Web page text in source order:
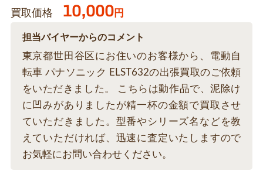
買取価格 10,000円
担当バイヤーからのコメント
東京都世田谷区にお住いのお客様から、電動自
転車 パナソニック ELST632の出張買取のご依頼
をいただきました。 こちらは動作品で、泥除け
に凹みがありましたが精一杯の金額で買取させ
ていただきました。型番やシリーズ名などを教
えていただければ、迅速に査定いたしますので
お気軽にお問い合わせください。